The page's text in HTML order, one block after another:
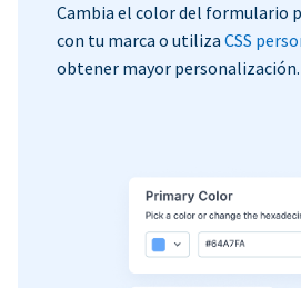
Cambia el color del formulario
con tu marca o utiliza CSS
obtener mayor personalización.